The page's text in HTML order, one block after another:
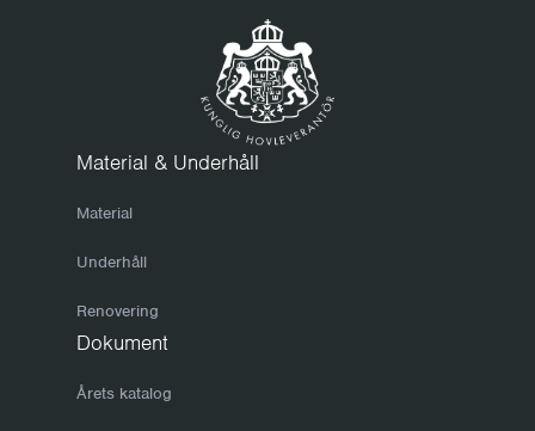
Material & Underhåll
Material
Underhåll
Renovering
Dokument
Årets katalog